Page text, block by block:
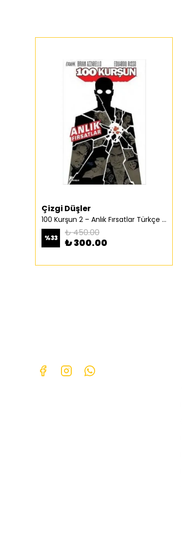
Çizgi Düşler
100 Kurşun 2 – Anlık Fırsatlar Türkçe Çizgi Roman
%33 ₺ 450.00
₺ 300.00